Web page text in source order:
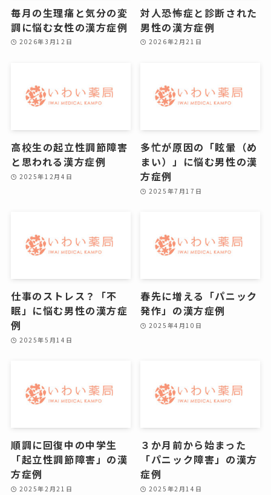
毎月の生理痛と気分の変
調に悩む女性の漢方症例
2026年3月12日
対人恐怖症と診断された
男性の漢方症例
2026年2月21日
高校生の起立性調節障害
と思われる漢方症例
2025年12月4日
多忙が原因の「眩暈（め
まい）」に悩む男性の漢
方症例
2025年7月17日
仕事のストレス？「不
眠」に悩む男性の漢方症
例
2025年5月14日
春先に増える「パニック
発作」の漢方症例
2025年4月10日
順調に回復中の中学生
「起立性調節障害」の漢
方症例
2025年2月21日
３か月前から始まった
「パニック障害」の漢方
症例
2025年2月14日